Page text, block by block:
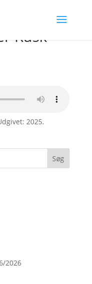
Rask
2025.
2026